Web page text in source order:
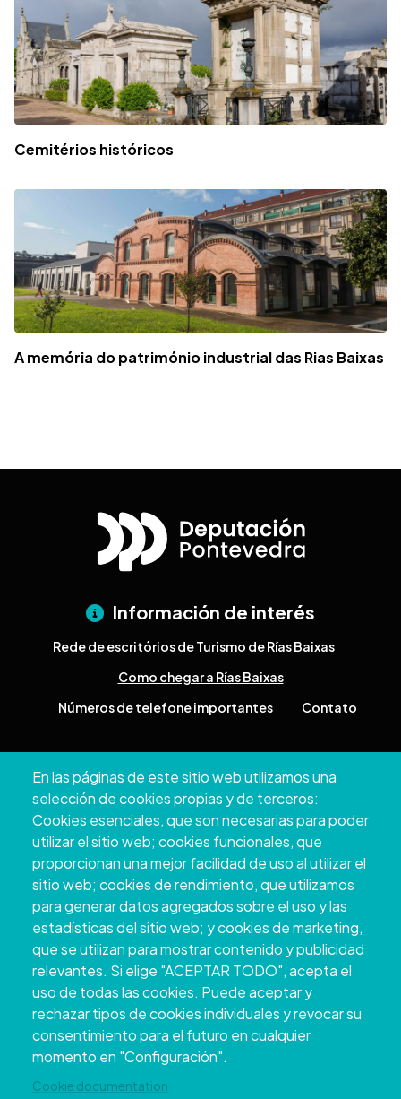
Cemitérios históricos
A memória do património industrial das Rias Baixas
En las páginas de este sitio web utilizamos una
selección de cookies propias y de terceros:
Cookies esenciales, que son necesarias para poder
utilizar el sitio web; cookies funcionales, que
proporcionan una mejor facilidad de uso al utilizar el
sitio web; cookies de rendimiento, que utilizamos
para generar datos agregados sobre el uso y las
estadísticas del sitio web; y cookies de marketing,
que se utilizan para mostrar contenido y publicidad
relevantes. Si elige "ACEPTAR TODO", acepta el
uso de todas las cookies. Puede aceptar y
rechazar tipos de cookies individuales y revocar su
consentimiento para el futuro en cualquier
momento en "Configuración".
Cookie documentation
Información de interés
Rede de escritórios de Turismo de Rías Baixas
Como chegar a Rías Baixas
Números de telefone importantes
Contato
Pontevedra
+34 986 804 100 | +34 986 804 124
Copyright © 2026. Conselho Provincial de
Pontevedra.Todos os direitos reservados